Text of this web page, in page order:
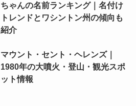
ちゃんの名前ランキング｜名付け
トレンドとワシントン州の傾向も
紹介
マウント・セント・ヘレンズ｜
1980年の大噴火・登山・観光スポ
ット情報